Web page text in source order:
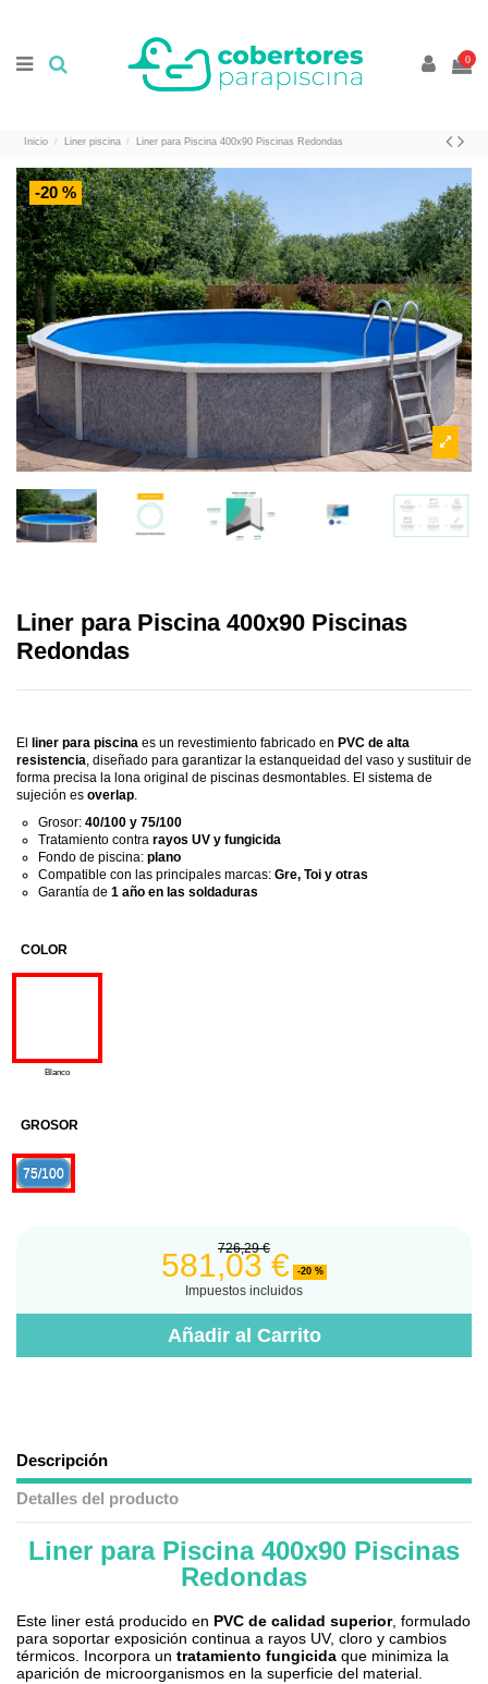
0
Inicio Liner piscina Liner para Piscina 400x90 Piscinas Redondas
-20 %
Liner para Piscina 400x90 Piscinas
Redondas
El liner para piscina es un revestimiento fabricado en PVC de alta
resistencia , diseñado para garantizar la estanqueidad del vaso y sustituir de
forma precisa la lona original de piscinas desmontables. El sistema de
sujeción es overlap
Grosor: 40/100 y 75/100
Tratamiento contra rayos UV y fungicida
Fondo de piscina: plano
Compatible con las principales marcas: Gre, Toi y otras
Garantía de 1 año en las soldaduras
COLOR
Blanco
GROSOR
75/100
726,29 €
581,03 € -20 %
Impuestos incluidos
Añadir al Carrito
Descripción
Detalles del producto
Liner para Piscina 400x90 Piscinas
Redondas
Este liner está producido en PVC de calidad superior, formulado
para soportar exposición continua a rayos UV, cloro y cambios
térmicos. Incorpora un tratamiento fungicida que minimiza la
aparición de microorganismos en la superficie del material.